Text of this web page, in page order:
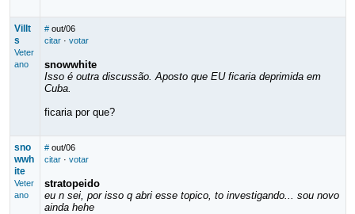
Villt
s
Veter
ano
# out/06
citar· votar
snowwhite
Isso é outra discussão. Aposto que EU ficaria deprimida em
Cuba.
ficaria por que?
sno
wwh
ite
Veter
ano
# out/06
citar· votar
stratopeido
eu n sei, por isso q abri esse topico, to investigando... sou novo
ainda hehe